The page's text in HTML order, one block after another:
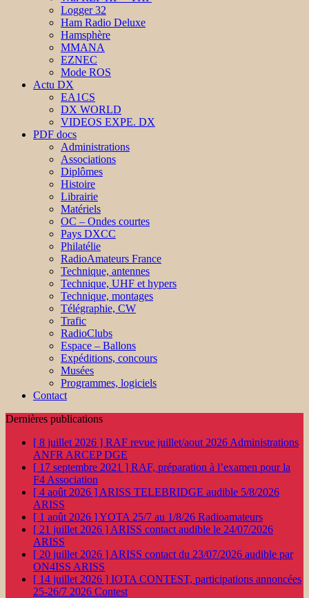
Logger 32
Ham Radio Deluxe
Hamsphère
MMANA
EZNEC
Mode ROS
Actu DX
EA1CS
DX WORLD
VIDEOS EXPE. DX
PDF docs
Administrations
Associations
Diplômes
Histoire
Librairie
Matériels
OC – Ondes courtes
Pays DXCC
Philatélie
RadioAmateurs France
Technique, antennes
Technique, UHF et hypers
Technique, montages
Télégraphie, CW
Trafic
RadioClubs
Espace – Ballons
Expéditions, concours
Musées
Programmes, logiciels
Contact
Dernières publications
[ 8 juillet 2026 ] RAF revue juillet/aout 2026 Administrations
ANFR ARCEP DGE
[ 17 septembre 2021 ] RAF, préparation à l’examen pour la
F4 Association
[ 4 août 2026 ] ARISS TELEBRIDGE audible 5/8/2026
ARISS
[ 1 août 2026 ]YOTA 25/7 au 1/8/26 Radioamateurs
[ 21 juillet 2026 ] ARISS contact audible le 24/07/2026
ARISS
[ 20 juillet 2026 ] ARISS contact du 23/07/2026 audible par
ON4ISS ARISS
[ 14 juillet 2026 ] IOTA CONTEST, participations annoncées
25-26/7 2026 Contest